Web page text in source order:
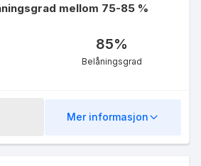
mellom 75-85 %
85%
Belåningsgrad
Mer informasjon